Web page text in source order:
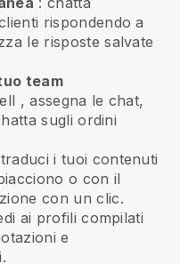
rispondendo a
le risposte salvate
team
, assegna le chat,
sugli ordini
i tuoi contenuti
o con il
con un clic.
ai profili compilati
e